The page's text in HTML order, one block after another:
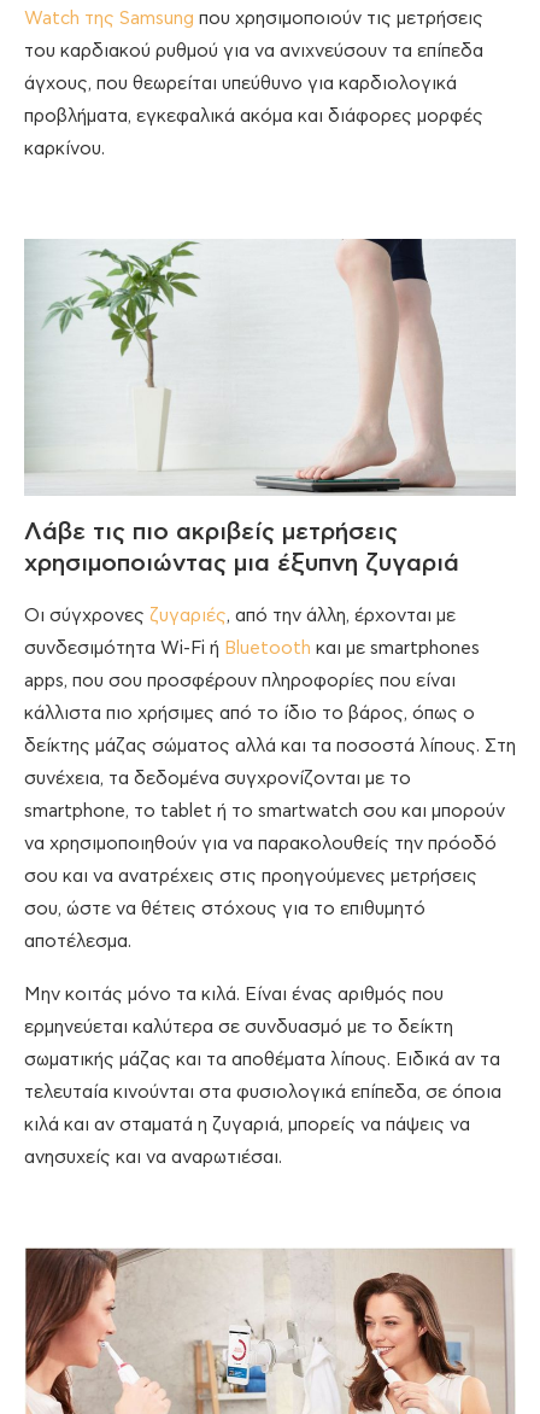
Watch της Samsung που χρησιμοποιούν τις μετρήσεις
του καρδιακού ρυθμού για να ανιχνεύσουν τα επίπεδα
άγχους, που θεωρείται υπεύθυνο για καρδιολογικά
προβλήματα, εγκεφαλικά ακόμα και διάφορες μορφές
καρκίνου.
Λάβε τις πιο ακριβείς μετρήσεις
χρησιμοποιώντας μια έξυπνη ζυγαριά
Οι σύγχρονες ζυγαριές, από την άλλη, έρχονται με
συνδεσιμότητα Wi-Fi ή Bluetooth και με smartphones
apps, που σου προσφέρουν πληροφορίες που είναι
κάλλιστα πιο χρήσιμες από το ίδιο το βάρος, όπως ο
δείκτης μάζας σώματος αλλά και τα ποσοστά λίπους. Στη
συνέχεια, τα δεδομένα συγχρονίζονται με το
smartphone, το tablet ή το smartwatch σου και μπορούν
να χρησιμοποιηθούν για να παρακολουθείς την πρόοδό
σου και να ανατρέχεις στις προηγούμενες μετρήσεις
σου, ώστε να θέτεις στόχους για το επιθυμητό
αποτέλεσμα.
Μην κοιτάς μόνο τα κιλά. Είναι ένας αριθμός που
ερμηνεύεται καλύτερα σε συνδυασμό με το δείκτη
σωματικής μάζας και τα αποθέματα λίπους. Ειδικά αν τα
τελευταία κινούνται στα φυσιολογικά επίπεδα, σε όποια
κιλά και αν σταματά η ζυγαριά, μπορείς να πάψεις να
ανησυχείς και να αναρωτιέσαι.